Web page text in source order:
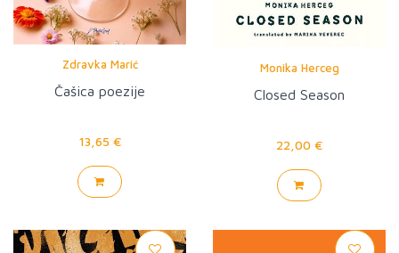
Zdravka Marić
Čašica poezije
13,65 €
Monika Herceg
Closed Season
22,00 €